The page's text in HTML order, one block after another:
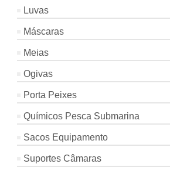
Luvas
Máscaras
Meias
Ogivas
Porta Peixes
Químicos Pesca Submarina
Sacos Equipamento
Suportes Câmaras